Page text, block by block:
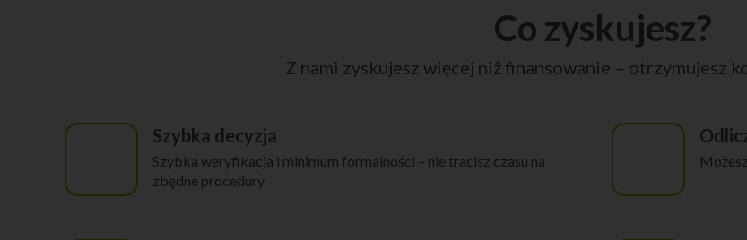
Co zyskujesz?
Z nami zyskujesz więcej niż finansowanie – otrzymujesz
Szybka decyzja
Szybka weryfikacja i minimum formalności – nie tracisz czasu na
zbędne procedury